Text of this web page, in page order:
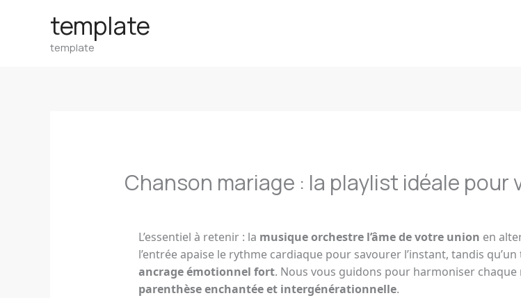
template
template
Chanson mariage : la playlist idéale pour
L’essentiel à retenir : la musique orchestre l’âme de votre union en
l’entrée apaise le rythme cardiaque pour savourer l’instant, tandis
ancrage émotionnel fort. Nous vous guidons pour harmoniser
parenthèse enchantée et intergénérationnelle.